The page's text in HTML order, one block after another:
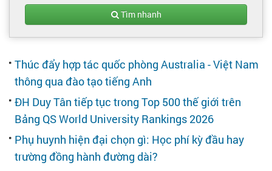
Nhà tuyển dụng
Tìm nhanh
Thúc đẩy hợp tác quốc phòng Australia - Việt Nam
thông qua đào tạo tiếng Anh
ĐH Duy Tân tiếp tục trong Top 500 thế giới trên
Bảng QS World University Rankings 2026
Phụ huynh hiện đại chọn gì: Học phí kỳ đầu hay
trường đồng hành đường dài?